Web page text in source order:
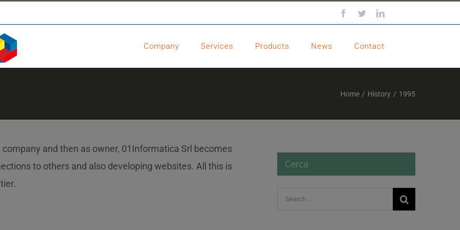
Facebook
TwitterLinkedIn
Company Services Products News Contact
Home / History / 1995
and then as owner, 01Informatica Srl becomes
to others and also developing websites. All this is
Cerca
Search